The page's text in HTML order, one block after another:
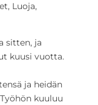
Luoja,
sitten, ja
kuusi vuotta.
ja heidän
kuuluu